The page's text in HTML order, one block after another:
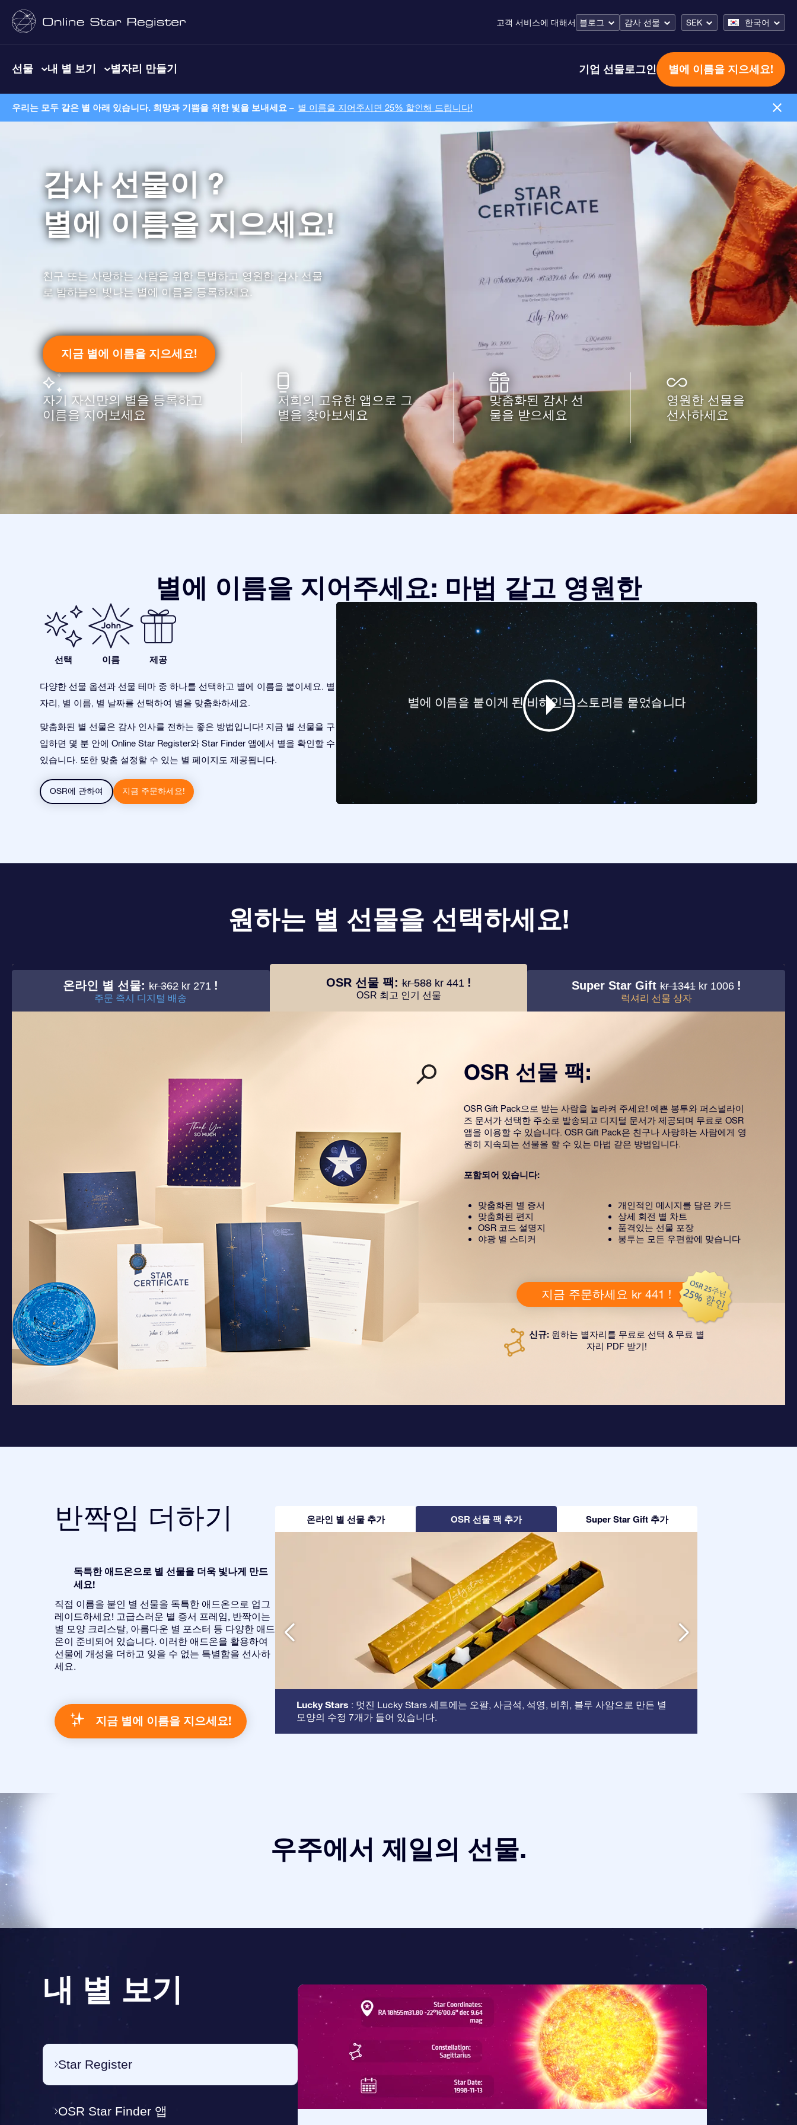
고객 서비스에 대해서 블로그 감사 선물 SEK 한국어
선물 내 별 보기 별자리 만들기 기업 선물로그인 별에 이름을 지으세요!
우리는 모두 같은 별 아래 있습니다. 희망과 기쁨을 위한 빛을 보내세요 – 별 이름을 지어주시면 25% 할인해 드립니다!
감사 선물이 ?
별에 이름을 지으세요!
친구 또는 사랑하는 사람을 위한 특별하고 영원한 감사 선물
로 밤하늘의 빛나는 별에 이름을 등록하세요.
지금 별에 이름을 지으세요!
자기 자신만의 별을 등록하고
이름을 지어보세요
저희의 고유한 앱으로 그
별을 찾아보세요
맞춤화된 감사 선
물을 받으세요
영원한 선물을
선사하세요
별에 이름을 지어주세요: 마법 같고 영원한
선택 이름 제공
다양한 선물 옵션과 선물 테마 중 하나를 선택하고 별에 이름을 붙이세요. 별
자리, 별 이름, 별 날짜를 선택하여 별을 맞춤화하세요.
맞춤화된 별 선물은 감사 인사를 전하는 좋은 방법입니다! 지금 별 선물을 구
입하면 몇 분 안에 Online Star Register와 Star Finder 앱에서 별을 확인할 수
있습니다. 또한 맞춤 설정할 수 있는 별 페이지도 제공됩니다.
OSR에 관하여 지금 주문하세요!
원하는 별 선물을 선택하세요!
온라인 별 선물:kr 362 kr 271 !
주문 즉시 디지털 배송
OSR 선물 팩:kr 588 kr 441 !
OSR 최고 인기 선물
Super Star Giftkr 1341 kr 1006 !
럭셔리 선물 상자
OSR 선물 팩:
OSR Gift Pack으로 받는 사람을 놀라켜 주세요! 예쁜 봉투와 퍼스널라이
즈 문서가 선택한 주소로 발송되고 디지털 문서가 제공되며 무료로 OSR
앱을 이용할 수 있습니다. OSR Gift Pack은 친구나 사랑하는 사람에게 영
원히 지속되는 선물을 할 수 있는 마법 같은 방법입니다.
포함되어 있습니다:
맞춤화된 별 증서
맞춤화된 편지
OSR 코드 설명지
야광 별 스티커
개인적인 메시지를 담은 카드
상세 회전 별 차트
품격있는 선물 포장
봉투는 모든 우편함에 맞습니다
지금 주문하세요 kr 441 !
신규:원하는 별자리를 무료로 선택 & 무료 별
자리 PDF 받기!
반짝임 더하기
독특한 애드온으로 별 선물을 더욱 빛나게 만드
세요!
직접 이름을 붙인 별 선물을 독특한 애드온으로 업그
레이드하세요! 고급스러운 별 증서 프레임, 반짝이는
별 모양 크리스탈, 아름다운 별 포스터 등 다양한 애드
온이 준비되어 있습니다. 이러한 애드온을 활용하여
선물에 개성을 더하고 잊을 수 없는 특별함을 선사하
세요.
지금 별에 이름을 지으세요!
온라인 별 선물 추가 OSR 선물 팩 추가 Super Star Gift 추가
Lucky Stars : 멋진 Lucky Stars 세트에는 오팔, 사금석, 석영, 비취, 블루 사암으로 만든 별
모양의 수정 7개가 들어 있습니다.
우주에서 제일의 선물.
내 별 보기
Star Register
OSR Star Finder 앱